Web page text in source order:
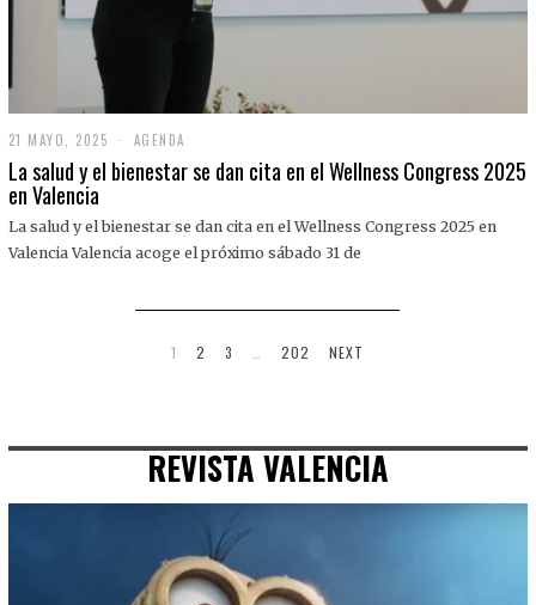
21 MAYO, 2025
1
M
O
,
AGENDA
La salud y el bienestar se dan cita en el Wellness Congress 2025
en Valencia
La salud y el bienestar se dan cita en el Wellness Congress 2025 en
Valencia Valencia acoge el próximo sábado 31 de
1 2 3 202 NEXT
REVISTA VALENCIA